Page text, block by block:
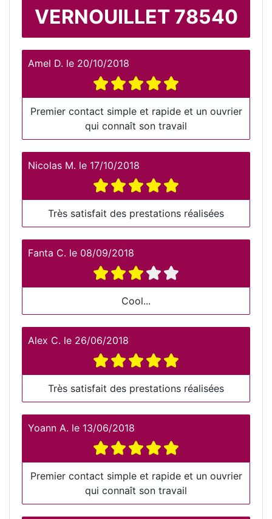
VERNOUILLET 78540
Amel D. le 20/10/2018
Premier contact simple et rapide et un ouvrier
qui connaît son travail
Nicolas M. le 17/10/2018
Très satisfait des prestations réalisées
Fanta C. le 08/09/2018
Cool...
Alex C. le 26/06/2018
Très satisfait des prestations réalisées
Yoann A. le 13/06/2018
Premier contact simple et rapide et un ouvrier
qui connaît son travail